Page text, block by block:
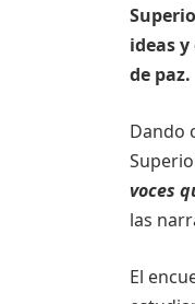
ideas
de paz.
Dando
voces
las
El